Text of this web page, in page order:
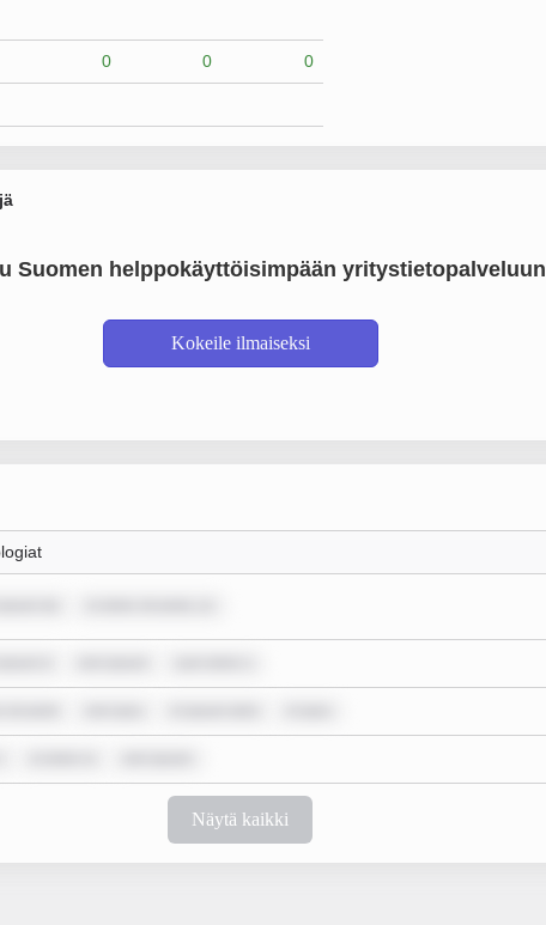
0 0 0
Suomen helppokäyttöisimpään yritystietopalveluun
Kokeile ilmaiseksi
Näytä kaikki